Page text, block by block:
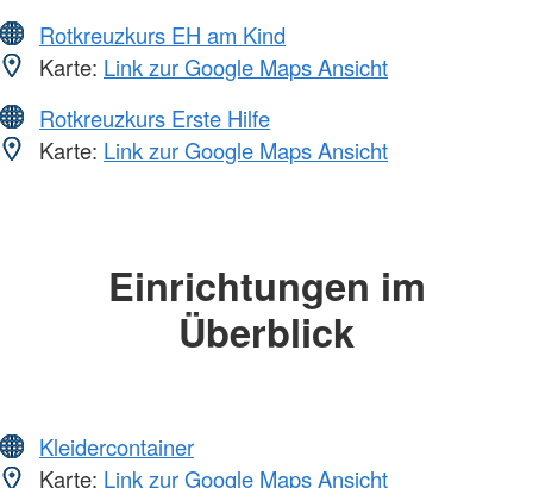
Rotkreuzkurs EH am Kind
Karte: Link zur Google Maps Ansicht
Rotkreuzkurs Erste Hilfe
Karte: Link zur Google Maps Ansicht
Einrichtungen im
Überblick
Kleidercontainer
Karte: Link zur Google Maps Ansicht